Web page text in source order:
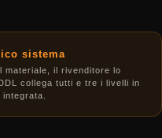
sistema
materiale, il rivenditore lo
collega tutti e tre i livelli in